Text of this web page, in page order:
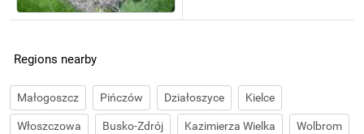
Regions nearby
Małogoszcz Pińczów Działoszyce Kielce
Włoszczowa Busko-Zdrój Kazimierza Wielka Wolbrom